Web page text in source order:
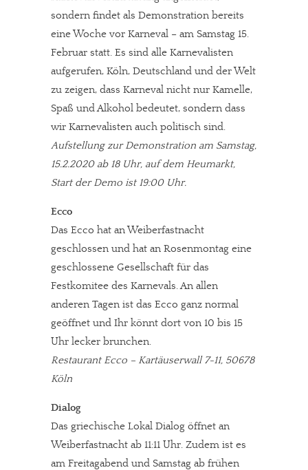
sondern findet als Demonstration bereits
eine Woche vor Karneval – am Samstag 15.
Februar statt. Es sind alle Karnevalisten
aufgerufen, Köln, Deutschland und der Welt
zu zeigen, dass Karneval nicht nur Kamelle,
Spaß und Alkohol bedeutet, sondern dass
wir Karnevalisten auch politisch sind.
Aufstellung zur Demonstration am Samstag,
15.2.2020 ab 18 Uhr, auf dem Heumarkt,
Start der Demo ist 19:00 Uhr.
Ecco
Das Ecco hat an Weiberfastnacht
geschlossen und hat an Rosenmontag eine
geschlossene Gesellschaft für das
Festkomitee des Karnevals. An allen
anderen Tagen ist das Ecco ganz normal
geöffnet und Ihr könnt dort von 10 bis 15
Uhr lecker brunchen.
Restaurant Ecco – Kartäuserwall 7-11, 50678
Köln
Dialog
Das griechische Lokal Dialog öffnet an
Weiberfastnacht ab 11:11 Uhr. Zudem ist es
am Freitagabend und Samstag ab frühen